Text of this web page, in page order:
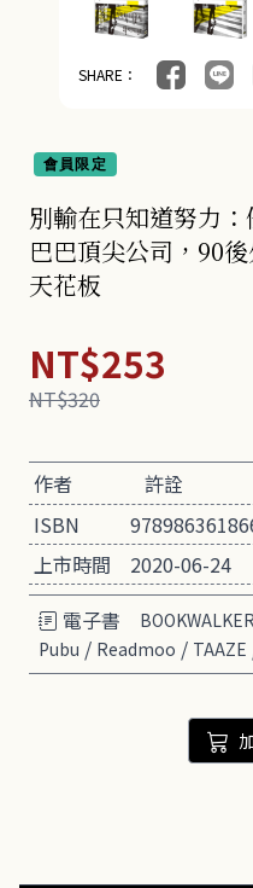
親子教養 (14)
人文史哲 (74)
SHARE：
會員限定
別輸在只知道努力
巴巴頂尖公司，90
天花板
NT$253
NT$320
作者
許詮
ISBN
上市時間
2020-06-24
電子書
BOOKWALKER
Pubu / Readmoo / TAAZE